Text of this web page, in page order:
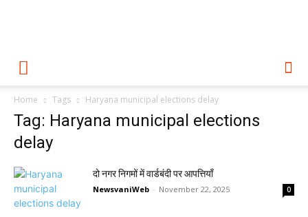
Home Tags Haryana municipal elections delay
Tag: Haryana municipal elections
delay
दो नगर निगमों में वार्डबंदी पर आपत्तियाँ
NewsvaniWeb - November 22, 2025 0